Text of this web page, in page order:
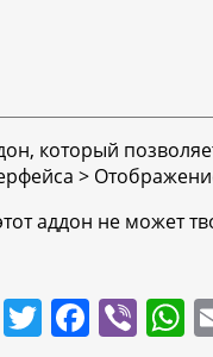
который
>
аддон не может
S T F Vi